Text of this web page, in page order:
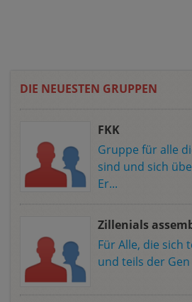
DIE NEUESTEN GRUPPEN
FKK
Gruppe für alle
sind und sich
Er...
Zillenials
Für Alle, die sich
und teils der